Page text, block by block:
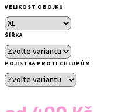
VELIKOST OBOJKU
ŠÍŘKA
POJISTKA PROTI CHLUPŮM